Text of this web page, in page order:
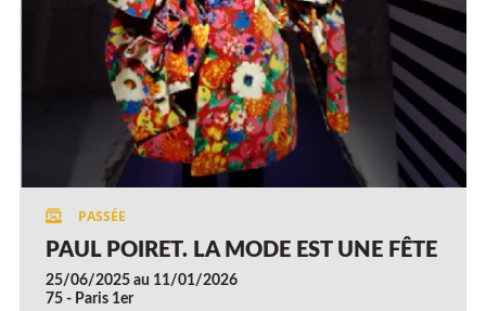
PAUL POIRET. LA MODE EST UNE FÊTE
25/06/2025 au 11/01/2026
75 - Paris 1er